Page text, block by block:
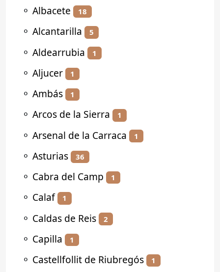
⚬ Albacete 18
⚬ Alcantarilla 5
⚬ Aldearrubia 1
⚬ Aljucer 1
⚬ Ambás 1
⚬ Arcos de la Sierra 1
⚬ Arsenal de la Carraca 1
⚬ Asturias 36
⚬ Cabra del Camp 1
⚬ Calaf 1
⚬ Caldas de Reis 2
⚬ Capilla 1
⚬ Castellfollit de Riubregós 1